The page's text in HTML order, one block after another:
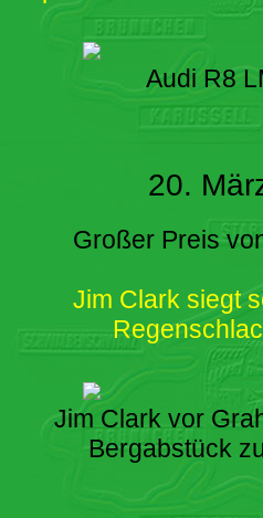
Audi R8
20.
Großer Preis
Jim Clark siegt
Jim Clark vor
Bergabstück